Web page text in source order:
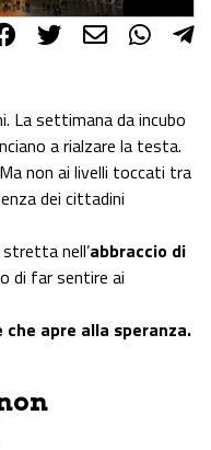
La settimana da incubo
a rialzare la testa.
non ai livelli toccati tra
dei cittadini
nell’abbraccio di
di far sentire ai
apre alla speranza.